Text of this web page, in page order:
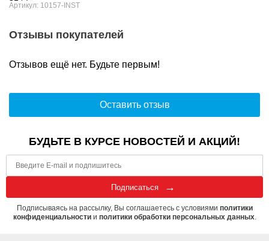
Артикул: 10157-INST
Отзывы покупателей
Отзывов ещё нет. Будьте первым!
Оставить отзыв
БУДЬТЕ В КУРСЕ НОВОСТЕЙ И АКЦИЙ!
Подписаться
Подписываясь на рассылку, Вы соглашаетесь с условиями политики
конфиденциальностии политики обработки персональных данных.